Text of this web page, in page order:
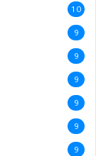
10
9
9
9
9
9
9